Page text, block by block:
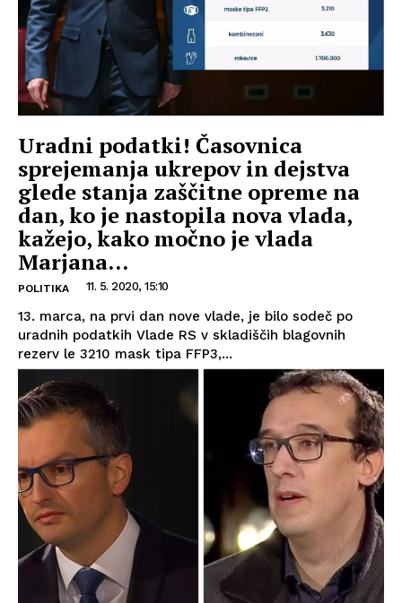
Uradni podatki! Časovnica
sprejemanja ukrepov in dejstva
glede stanja zaščitne opreme na
dan, ko je nastopila nova vlada,
kažejo, kako močno je vlada
Marjana...
POLITIKA 11. 5. 2020, 15:10
13. marca, na prvi dan nove vlade, je bilo sodeč po
uradnih podatkih Vlade RS v skladiščih blagovnih
rezerv le 3210 mask tipa FFP3,...